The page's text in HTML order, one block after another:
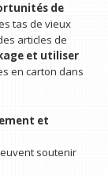
de
tas de vieux
articles de
et utiliser
en carton dans
et
soutenir